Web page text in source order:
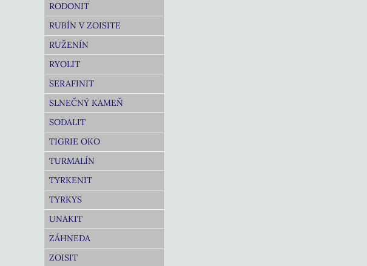
RODONIT
RUBÍN V ZOISITE
RUŽENÍN
RYOLIT
SERAFINIT
SLNEČNÝ KAMEŇ
SODALIT
TIGRIE OKO
TURMALÍN
TYRKENIT
TYRKYS
UNAKIT
ZÁHNEDA
ZOISIT